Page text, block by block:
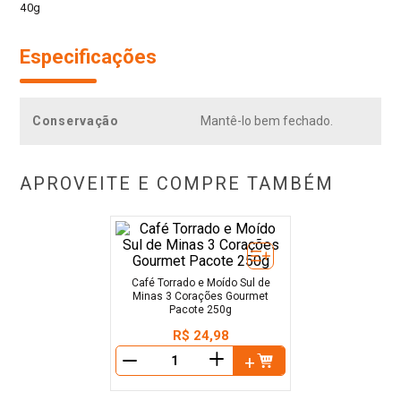
40g
Especificações
Conservação Mantê-lo bem fechado.
APROVEITE E COMPRE TAMBÉM